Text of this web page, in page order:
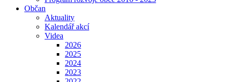
Občan
Aktuality
Kalendář akcí
Videa
2026
2025
2024
2023